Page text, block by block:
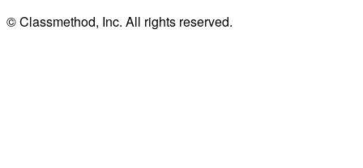
© Classmethod, Inc. All rights reserved.